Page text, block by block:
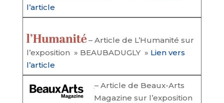
l’article
– Article de L’Humanité sur
l’exposition » BEAUBADUGLY » Lien vers
l’article
– Article de Beaux-Arts
Magazine sur l’exposition